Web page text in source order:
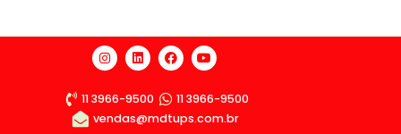
11 3966-9500
11 3966-9500
vendas@mdtups.com.br